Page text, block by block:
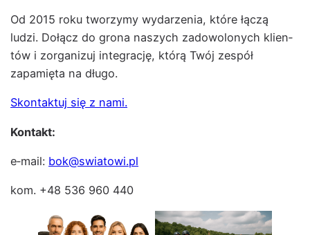
Od 2015 roku tworzymy wydarzenia, które łączą
ludzi. Dołącz do grona naszych zad­owolonych klien­
tów i zor­ga­nizuj inte­grację, którą Twój zespół
zapamię­ta na dłu­go.
Skon­tak­tuj się z nami.
Kon­takt:
e‑mail: bok@swiatowi.pl
kom. +48 536 960 440